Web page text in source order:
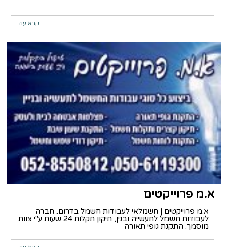
קרא עוד
א.מ פרוייקטים
א.מ פרוייקטים | חשמלאי לעבודות חשמל בדרום. חברה
לעבודות חשמל לתעשייה ובנין, תיקון תקלות 24 שעות ע"י צוות
מוסמך. התקנת גופי תאורה